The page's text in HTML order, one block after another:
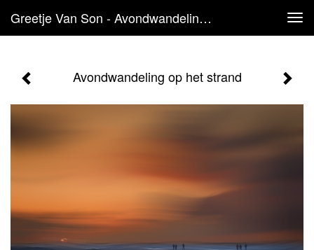
Greetje Van Son - Avondwandeling Op Het Strand
Avondwandeling op het strand